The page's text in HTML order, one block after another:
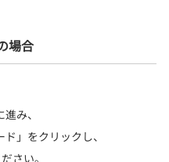
場合
み、
」をクリックし、
さい。